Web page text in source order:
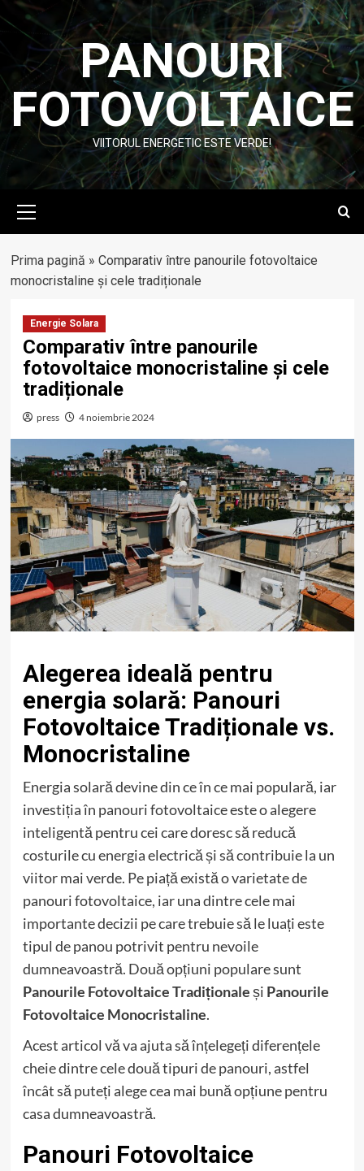
Skip
to
content
PANOURI
FOTOVOLTAICE
VIITORUL ENERGETIC ESTE VERDE!
Menu
Prima pagină » Comparativ între panourile fotovoltaice
monocristaline și cele tradiționale
Energie Solara
Comparativ între panourile
fotovoltaice monocristaline și cele
tradiționale
press 4 noiembrie 2024
Alegerea ideală pentru
energia solară: Panouri
Fotovoltaice Tradiționale vs.
Monocristaline
Energia solară devine din ce în ce mai populară, iar
investiția în panouri fotovoltaice este o alegere
inteligentă pentru cei care doresc să reducă
costurile cu energia electrică și să contribuie la un
viitor mai verde. Pe piață există o varietate de
panouri fotovoltaice, iar una dintre cele mai
importante decizii pe care trebuie să le luați este
tipul de panou potrivit pentru nevoile
dumneavoastră. Două opțiuni populare sunt
Panourile Fotovoltaice Tradiționaleși Panourile
Fotovoltaice Monocristaline.
Acest articol vă va ajuta să înțelegeți diferențele
cheie dintre cele două tipuri de panouri, astfel
încât să puteți alege cea mai bună opțiune pentru
casa dumneavoastră.
Panouri Fotovoltaice